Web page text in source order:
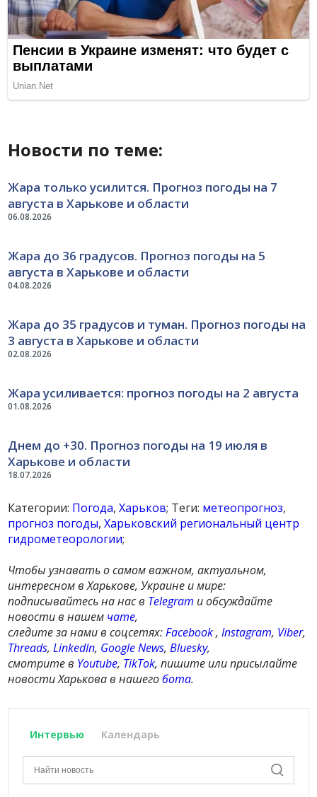
Новости по теме:
06.08.2026
Жара только усилится. Прогноз погоды на 7
августа в Харькове и области
04.08.2026
Жара до 36 градусов. Прогноз погоды на 5
августа в Харькове и области
02.08.2026
Жара до 35 градусов и туман. Прогноз погоды на
3 августа в Харькове и области
01.08.2026
Жара усиливается: прогноз погоды на 2 августа
18.07.2026
Днем до +30. Прогноз погоды на 19 июля в
Харькове и области
Категории: Погода,Харьков; Теги: метеопрогноз,
прогноз погоды,Харьковский региональный центр
гидрометеорологии;
Чтобы узнавать о самом важном, актуальном,
интересном в Харькове, Украине и мире:
подписывайтесь на нас в Telegram и обсуждайте
новости в нашем чате,
следите за нами в соцсетях:Facebook,Instagram, Viber,
Threads,LinkedIn, Google News,Bluesky,
смотрите в Youtube, TikTok, пишите или присылайте
новости Харькова в нашегобота.
Интервью Календарь